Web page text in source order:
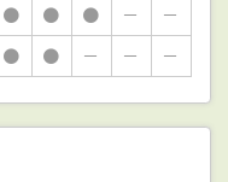
● ● ● －
－
● ● － － －